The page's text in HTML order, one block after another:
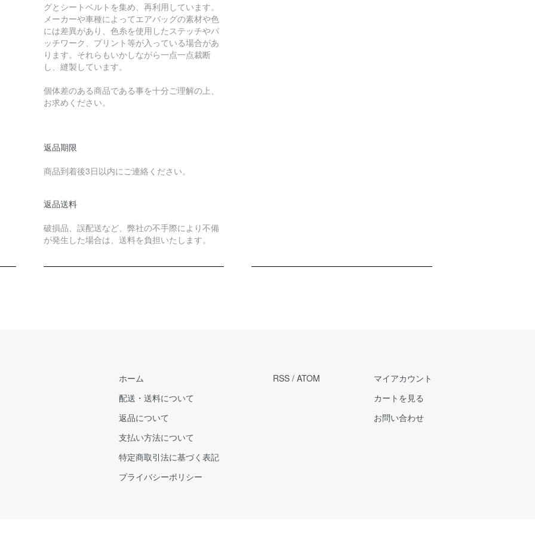
グとシートベルトを集め、再利用しています。
メーカーや車種によってエアバッグの素材や色
には差異があり、色糸を使用したステッチやパ
ッチワーク、プリント等が入っている場合があ
ります。それらもいかしながら一点一点裁断
し、縫製しています。
個体差のある商品である事を十分ご理解の上、
お求めください。
返品期限
商品到着後3日以内にご連絡ください。
返品送料
破損品、誤配送など、弊社の不手際により不備
が発生した場合は、送料を負担いたします。
ホーム
配送・送料について
返品について
支払い方法について
特定商取引法に基づく表記
プライバシーポリシー
RSS / ATOM
マイアカウント
カートを見る
お問い合わせ